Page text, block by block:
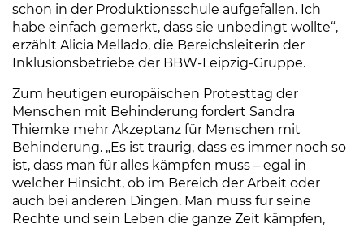
schon in der Produktionsschule aufgefallen. Ich
habe einfach gemerkt, dass sie unbedingt wollte“,
erzählt Alicia Mellado, die Bereichsleiterin der
Inklusionsbetriebe der BBW-Leipzig-Gruppe.
Zum heutigen europäischen Protesttag der
Menschen mit Behinderung fordert Sandra
Thiemke mehr Akzeptanz für Menschen mit
Behinderung. „Es ist traurig, dass es immer noch so
ist, dass man für alles kämpfen muss – egal in
welcher Hinsicht, ob im Bereich der Arbeit oder
auch bei anderen Dingen. Man muss für seine
Rechte und sein Leben die ganze Zeit kämpfen,